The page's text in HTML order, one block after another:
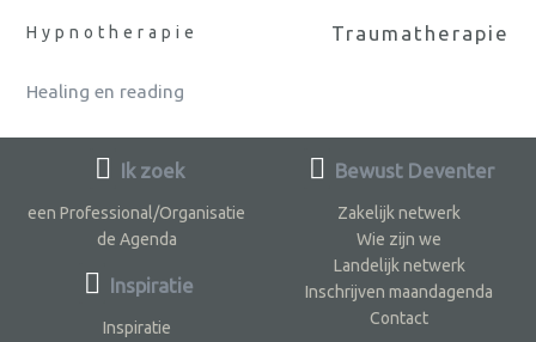
Hypnotherapie Traumatherapie
Healing en reading
Ik zoek
een Professional/Organisatie
de Agenda
Inspiratie
Inspiratie
Bewust Deventer
Zakelijk netwerk
Wie zijn we
Landelijk netwerk
Inschrijven maandagenda
Contact